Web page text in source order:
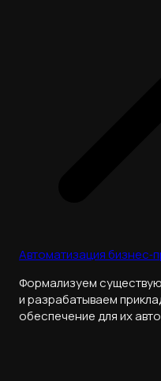
Автоматизация
Формализуем
и разрабатываем
обеспечение для их